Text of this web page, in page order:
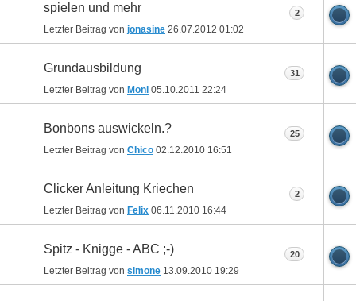
spielen und mehr
Letzter Beitrag von jonasine 26.07.2012 01:02
2
Grundausbildung
Letzter Beitrag von Moni 05.10.2011 22:24
31
Bonbons auswickeln.?
Letzter Beitrag von Chico 02.12.2010 16:51
25
Clicker Anleitung Kriechen
Letzter Beitrag von Felix 06.11.2010 16:44
2
Spitz - Knigge - ABC ;-)
Letzter Beitrag von simone 13.09.2010 19:29
20